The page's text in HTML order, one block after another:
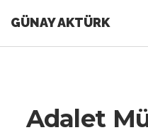
GÜNAY AKTÜRK
Adalet